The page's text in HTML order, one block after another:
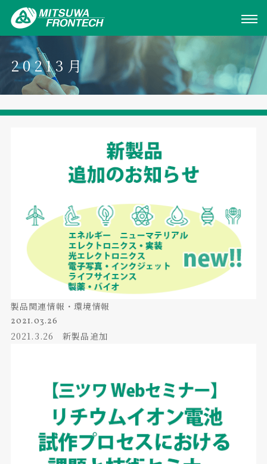
20213月
製品関連情報・環境情報
2021.03.26
2021.3.26 新製品追加